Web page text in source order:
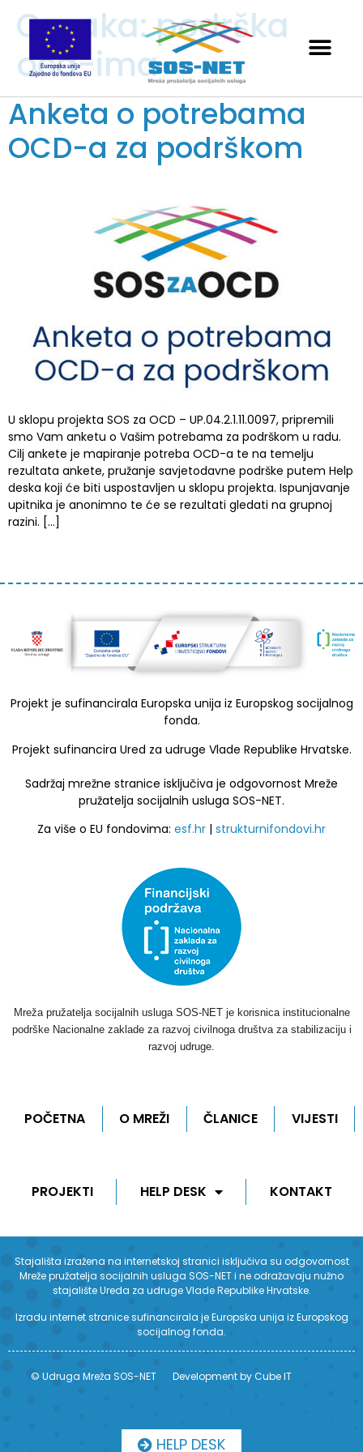
Oznaka:podrška
ocd-ima
Anketa o potrebama
OCD-a za podrškom
U sklopu projekta SOS za OCD – UP.04.2.1.11.0097, pripremili
smo Vam anketu o Vašim potrebama za podrškom u radu.
Cilj ankete je mapiranje potreba OCD-a te na temelju
rezultata ankete, pružanje savjetodavne podrške putem Help
deska koji će biti uspostavljen u sklopu projekta. Ispunjavanje
upitnika je anonimno te će se rezultati gledati na grupnoj
razini. […]
Projekt je sufinancirala Europska unija iz Europskog socijalnog
fonda.
Projekt sufinancira Ured za udruge Vlade Republike Hrvatske.
Sadržaj mrežne stranice isključiva je odgovornost Mreže
pružatelja socijalnih usluga SOS-NET.
Za više o EU fondovima: esf.hr | strukturnifondovi.hr
Mreža pružatelja socijalnih usluga SOS-NET je korisnica institucionalne
podrške Nacionalne zaklade za razvoj civilnoga društva za stabilizaciju i
razvoj udruge.
POČETNA O MREŽI ČLANICE VIJESTI
PROJEKTI HELP DESK KONTAKT
Stajališta izražena na internetskoj stranici isključiva su odgovornost
Mreže pružatelja socijalnih usluga SOS-NET i ne odražavaju nužno
stajalište Ureda za udruge Vlade Republike Hrvatske.
Izradu internet stranice sufinancirala je Europska unija iz Europskog
socijalnog fonda.
© Udruga Mreža SOS-NET Development by Cube IT
HELP DESK